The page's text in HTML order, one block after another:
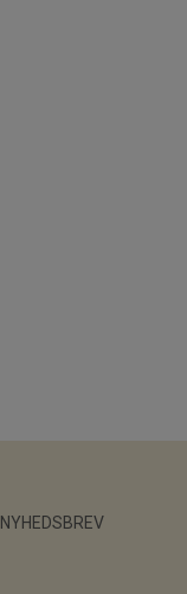
NYHEDSBREV